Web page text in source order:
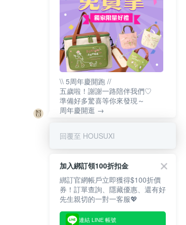
\\ 5周年慶開跑 //
五歲啦！謝謝一路陪伴我們♡
準備好多驚喜等你來發現～
周年慶開逛 →
回覆至 HOUSUXI
加入綁訂領100折扣金
綁訂官網帳戶立即獲得$100折價
券！訂單查詢、隱藏優惠、還有好
先生親切的一對一客服💖
連結 LINE 帳號